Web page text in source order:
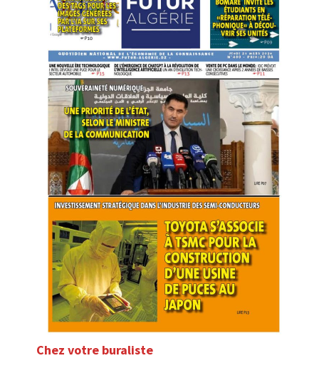
Chez votre buraliste